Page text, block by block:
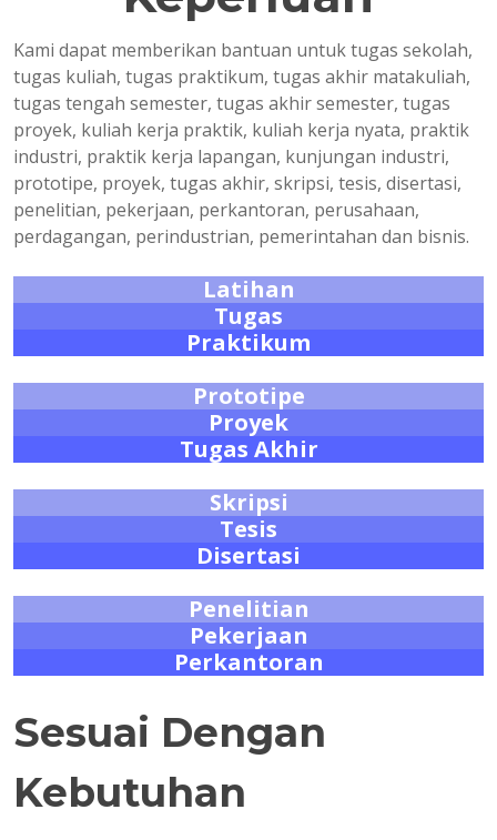
Kami dapat memberikan bantuan untuk tugas sekolah,
tugas kuliah, tugas praktikum, tugas akhir matakuliah,
tugas tengah semester, tugas akhir semester, tugas
proyek, kuliah kerja praktik, kuliah kerja nyata, praktik
industri, praktik kerja lapangan, kunjungan industri,
prototipe, proyek, tugas akhir, skripsi, tesis, disertasi,
penelitian, pekerjaan, perkantoran, perusahaan,
perdagangan, perindustrian, pemerintahan dan bisnis.
Latihan
Tugas
Praktikum
Prototipe
Proyek
Tugas Akhir
Skripsi
Tesis
Disertasi
Penelitian
Pekerjaan
Perkantoran
Sesuai Dengan
Kebutuhan